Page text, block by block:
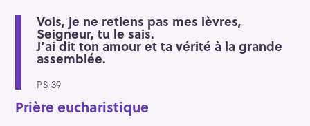
Vois, je ne retiens pas mes lèvres,
Seigneur, tu le sais.
J’ai dit ton amour et ta vérité à la grande
assemblée.
PS 39
Prière eucharistique